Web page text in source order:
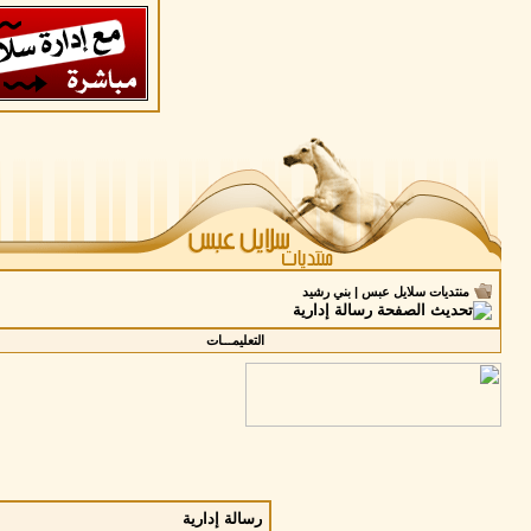
منتديات سلايل عبس | بني رشيد
رسالة إدارية
التعليمـــات
رسالة إدارية